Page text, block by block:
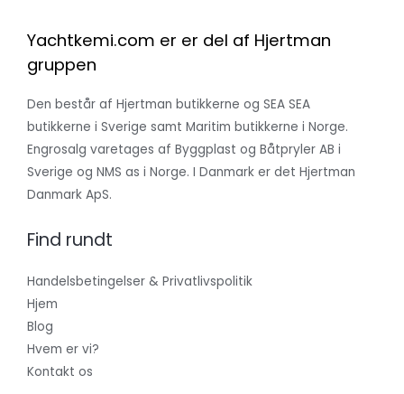
hånden
med
Perfection
Pro.
Yachtkemi.com er er del af Hjertman
gruppen
Den består af Hjertman butikkerne og SEA SEA
butikkerne i Sverige samt Maritim butikkerne i Norge.
Engrosalg varetages af Byggplast og Båtpryler AB i
Sverige og NMS as i Norge. I Danmark er det Hjertman
Danmark ApS.
Find rundt
Handelsbetingelser & Privatlivspolitik
Hjem
Blog
Hvem er vi?
Kontakt os